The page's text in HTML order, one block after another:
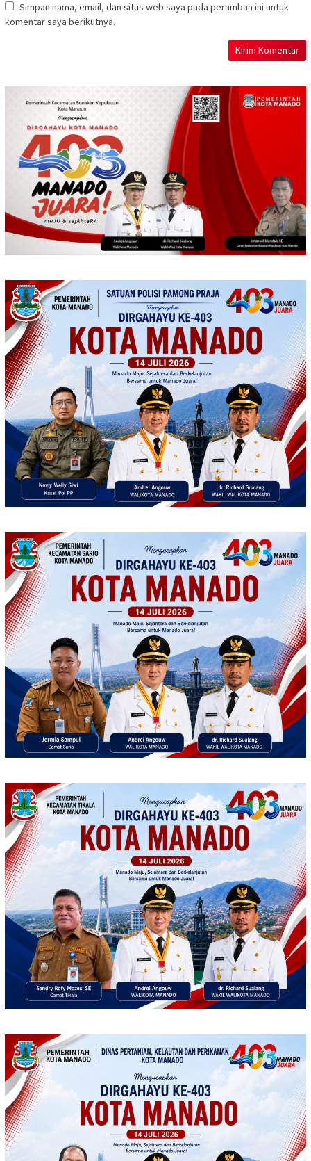
Simpan nama, email, dan situs web saya pada peramban ini untuk
komentar saya berikutnya.